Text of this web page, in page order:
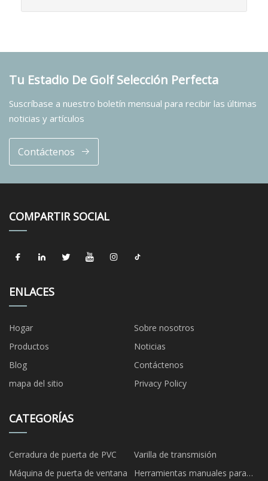
Tu Estadio De Golf Selección Perfecta
Suscríbase a nuestro boletín mensual para recibir las últimas
noticias y artículos
Contáctenos
COMPARTIR SOCIAL
ENLACES
Hogar
Sobre nosotros
Productos
Noticias
Blog
Contáctenos
mapa del sitio
Privacy Policy
CATEGORÍAS
Cerradura de puerta de PVC
Varilla de transmisión
Máquina de puerta de ventana
Herramientas manuales para